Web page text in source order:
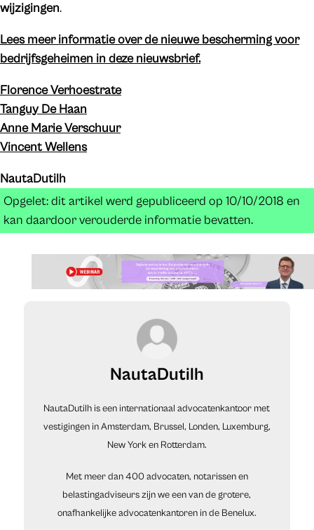
wijzigingen.
Lees meer informatie over de nieuwe bescherming voor
bedrijfsgeheimen in deze nieuwsbrief.
Florence Verhoestrate
Tanguy De Haan
Anne Marie Verschuur
Vincent Wellens
NautaDutilh
Opgelet: dit artikel werd gepubliceerd op 10/10/2018 en
kan daardoor verouderde informatie bevatten.
NautaDutilh
NautaDutilh is een internationaal advocatenkantoor met
vestigingen in Amsterdam, Brussel, Londen, Luxemburg,
New York en Rotterdam.
Met meer dan 400 advocaten, notarissen en
belastingadviseurs zijn we een van de grotere,
onafhankelijke advocatenkantoren in de Benelux.